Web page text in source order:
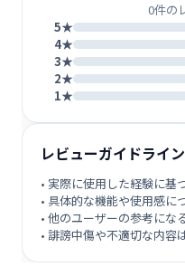
0件の
5★
4★
3★
2★
1★
レビューガイドライン
• 実際に使用した経験に基
• 具体的な機能や使用感に
• 他のユーザーの参考にな
• 誹謗中傷や不適切な内容